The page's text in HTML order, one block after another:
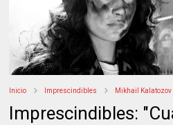
Inicio Imprescindibles Mikhail Kalatozov
Imprescindibles: